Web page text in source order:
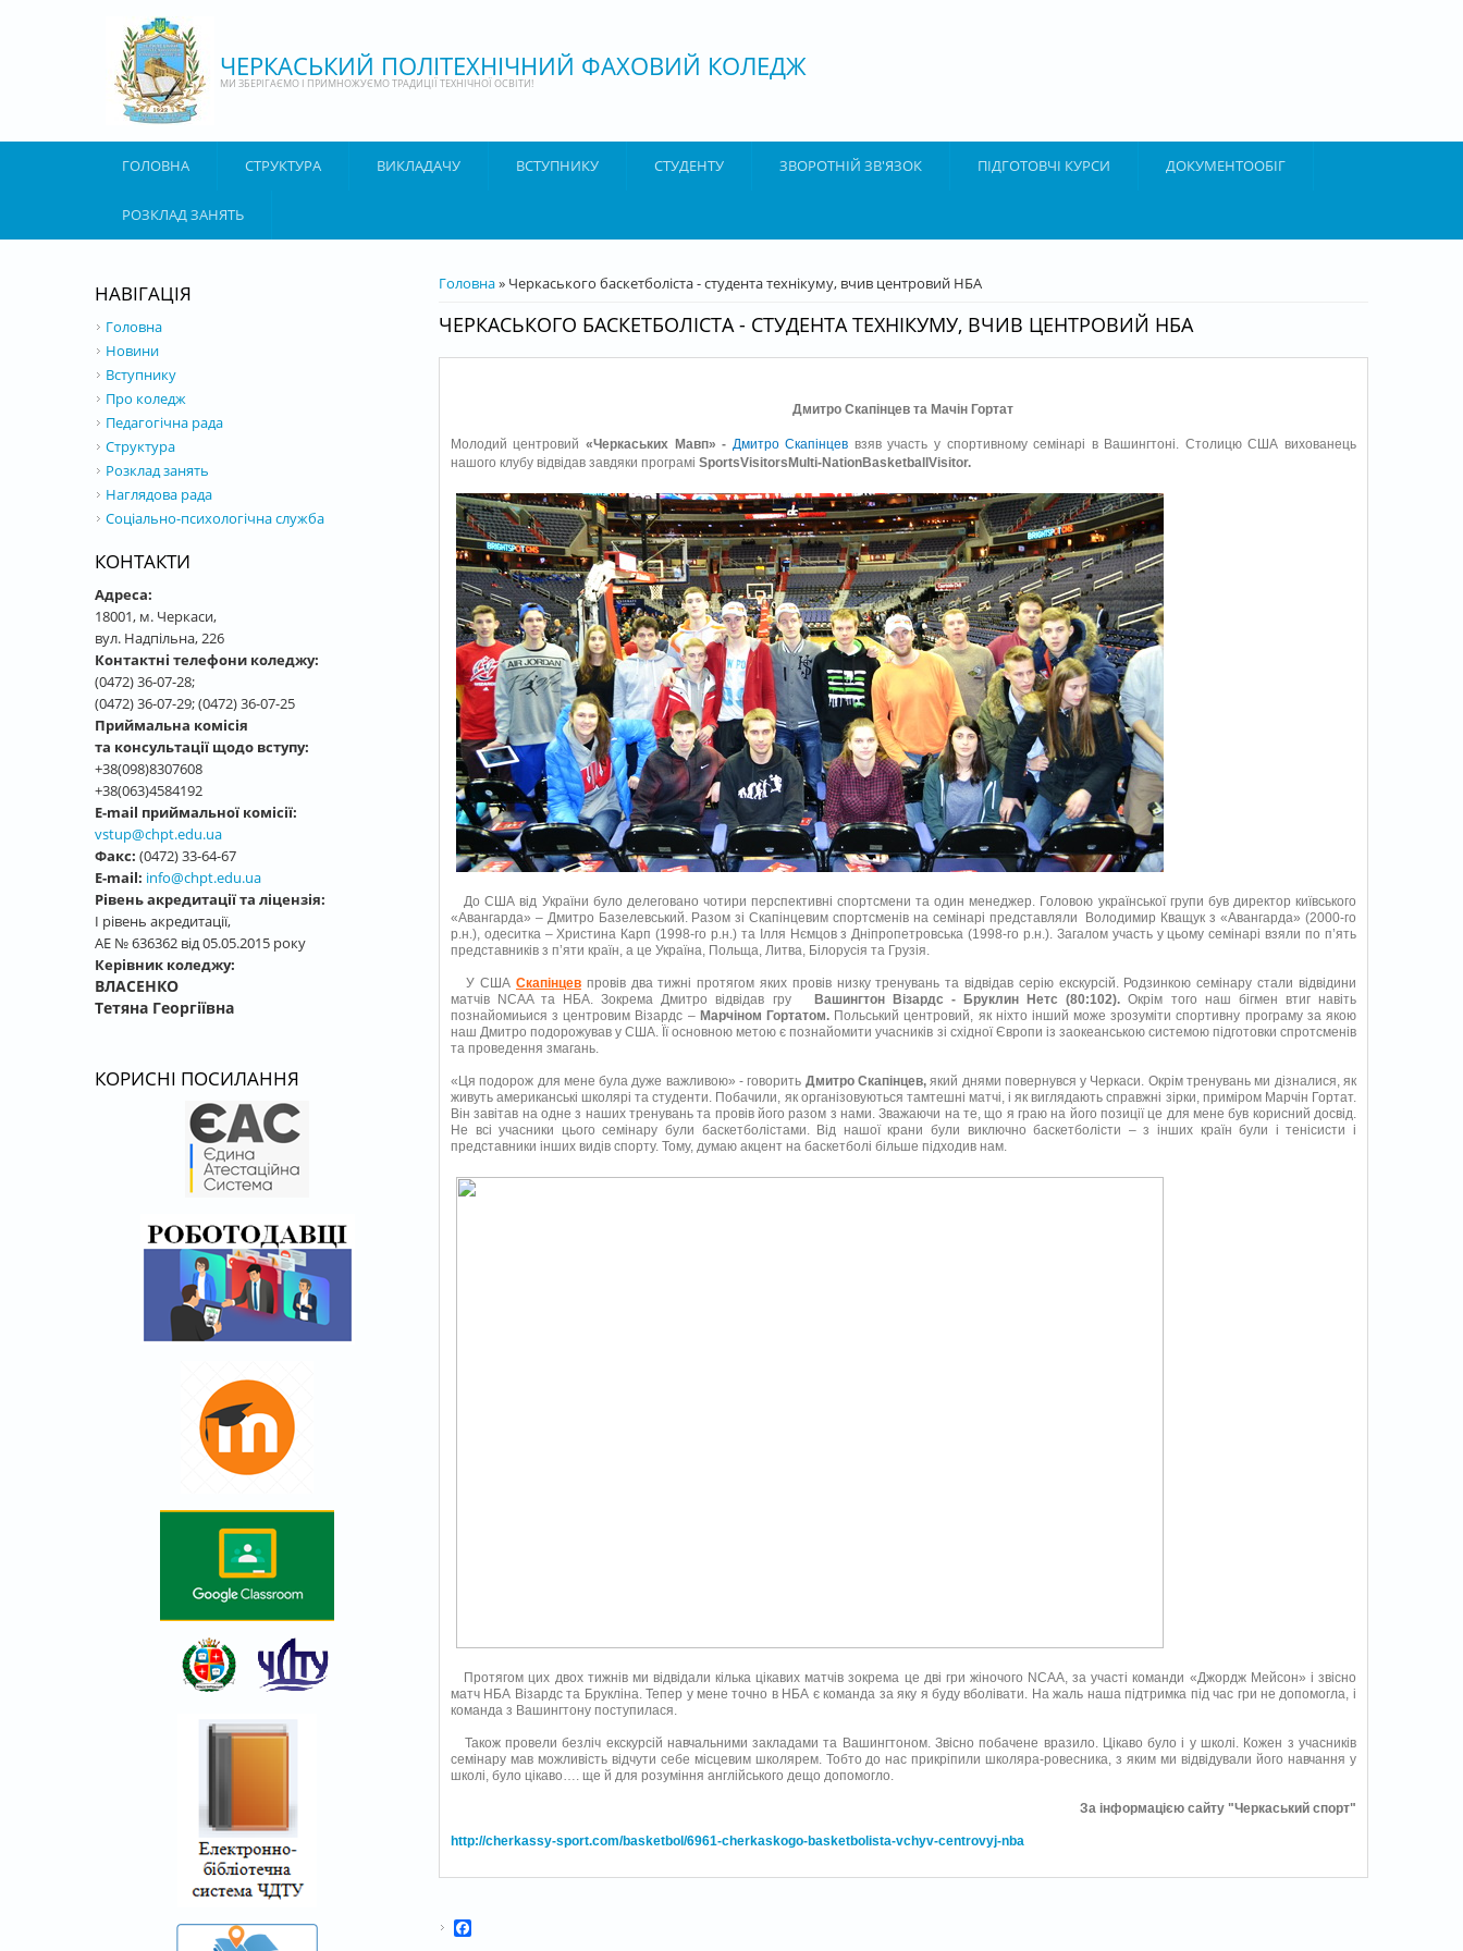
ЧЕРКАСЬКИЙ ПОЛІТЕХНІЧНИЙ ФАХОВИЙ КОЛЕДЖ
МИ ЗБЕРІГАЄМО І ПРИМНОЖУЄМО ТРАДИЦІЇ ТЕХНІЧНОЇ ОСВІТИ!
ГОЛОВНА СТРУКТУРА ВИКЛАДАЧУ ВСТУПНИКУ СТУДЕНТУ ЗВОРОТНІЙ ЗВ'ЯЗОК ПІДГОТОВЧІ КУРСИ ДОКУМЕНТООБІГ
РОЗКЛАД ЗАНЯТЬ
ВИ Є ТУТ
Головна» Черкаського баскетболіста - студента технікуму, вчив центровий НБА
ЧЕРКАСЬКОГО БАСКЕТБОЛІСТА - СТУДЕНТА ТЕХНІКУМУ, ВЧИВ ЦЕНТРОВИЙ НБА
Дмитро Скапінцев та Мачін Гортат
Молодий центровий«Черкаських Мавп» - Дмитро Скапінцев взяв участь у спортивному семінарі в Вашингтоні. Столицю США вихованець
нашого клубу відвідав завдяки програмі SportsVisitorsMulti-NationBasketballVisitor.
До США від України було делеговано чотири перспективні спортсмени та один менеджер. Головою української групи був директор київського
«Авангарда» – Дмитро Базелевський. Разом зі Скапінцевим спортсменів на семінарі представляли Володимир Кващук з «Авангарда» (2000-го
р.н.), одеситка – Христина Карп (1998-го р.н.) та Ілля Нємцов з Дніпропетровська (1998-го р.н.). Загалом участь у цьому семінарі взяли по п’ять
представників з п’яти країн, а це Україна, Польща, Литва, Білорусія та Грузія.
У США Скапінцевпровів два тижні протягом яких провів низку тренувань та відвідав серію екскурсій. Родзинкою семінару стали відвідини
матчів NCAA та НБА. Зокрема Дмитро відвідав гру Вашингтон Візардс - Бруклин Нетс (80:102). Окрім того наш бігмен втиг навіть
познайомиьися з центровим Візардс – Марчіном Гортатом.Польський центровий, як ніхто інший може зрозуміти спортивну програму за якою
наш Дмитро подорожував у США. Її основною метою є познайомити учасників зі східної Європи із заокеанською системою підготовки спротсменів
та проведення змагань.
«Ця подорож для мене була дуже важливою» - говорить Дмитро Скапінцев,який днями повернувся у Черкаси. Окрім тренувань ми дізналися, як
живуть американські школярі та студенти. Побачили, як організовуються тамтешні матчі, і як виглядають справжні зірки, приміром Марчін Гортат.
Він завітав на одне з наших тренувань та провів його разом з нами. Зважаючи на те, що я граю на його позиції це для мене був корисний досвід.
Не всі учасники цього семінару були баскетболістами. Від нашої крани були виключно баскетболісти – з інших країн були і тенісисти і
представники інших видів спорту. Тому, думаю акцент на баскетболі більше підходив нам.
Протягом цих двох тижнів ми відвідали кілька цікавих матчів зокрема це дві гри жіночого NCAA, за участі команди «Джордж Мейсон» і звісно
матч НБА Візардс та Брукліна. Тепер у мене точно в НБА є команда за яку я буду вболівати. На жаль наша підтримка під час гри не допомогла, і
команда з Вашингтону поступилася.
Також провели безліч екскурсій навчальними закладами та Вашингтоном. Звісно побачене вразило. Цікаво було і у школі. Кожен з учасників
семінару мав можливість відчути себе місцевим школярем. Тобто до нас прикріпили школяра-ровесника, з яким ми відвідували його навчання у
школі, було цікаво…. ще й для розуміння англійського дещо допомогло.
За інформацією сайту "Черкаський спорт"
http://cherkassy-sport.com/basketbol/6961-cherkaskogo-basketbolista-vchyv-centrovyj-nba
Facebook
НАВІГАЦІЯ
Головна
Новини
Вступнику
Про коледж
Педагогічна рада
Структура
Розклад занять
Наглядова рада
Соціально-психологічна служба
КОНТАКТИ
Адреса:
18001, м. Черкаси,
вул. Надпільна, 226
Контактні телефони коледжу:
(0472) 36-07-28;
(0472) 36-07-29; (0472) 36-07-25
Приймальна комісія
та консультації щодо вступу:
+38(098)8307608
+38(063)4584192
E-mail приймальної комісії:
vstup@chpt.edu.ua
Факс: (0472) 33-64-67
E-mail: info@chpt.edu.ua
Рівень акредитації та ліцензія:
І рівень акредитації,
АЕ № 636362 від 05.05.2015 року
Керівник коледжу:
ВЛАСЕНКО
Тетяна Георгіївна
КОРИСНІ ПОСИЛАННЯ